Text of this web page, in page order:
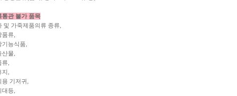
관 불가 품목
가죽제품의류 종류,
류,
식품,
물,
,
,
기저귀,
등,